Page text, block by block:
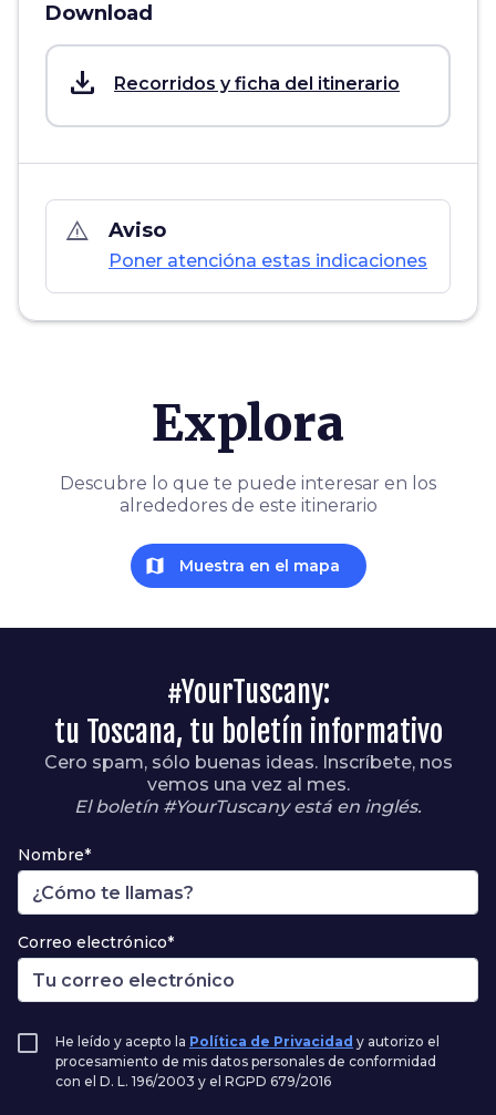
Download
save_alt Recorridos y ficha del itinerario
warning_amber Aviso
Poner atencióna estas indicaciones
Explora
Descubre lo que te puede interesar en los
alrededores de este itinerario
map Muestra en el mapa
#YourTuscany:
tu Toscana, tu boletín informativo
Cero spam, sólo buenas ideas. Inscríbete, nos
vemos una vez al mes.
El boletín #YourTuscany está en inglés.
Nombre*
Correo electrónico*
He leído y acepto la Política de Privacidad y autorizo el
procesamiento de mis datos personales de conformidad
con el D. L. 196/2003 y el RGPD 679/2016